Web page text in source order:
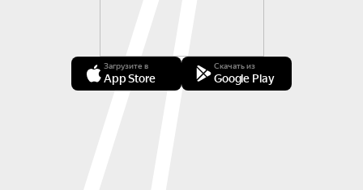
Загрузите в
App Store
Скачать из
Google Play